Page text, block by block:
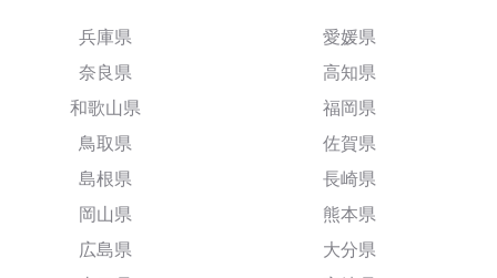
兵庫県
奈良県
和歌山県
鳥取県
島根県
岡山県
広島県
愛媛県
高知県
福岡県
佐賀県
長崎県
熊本県
大分県